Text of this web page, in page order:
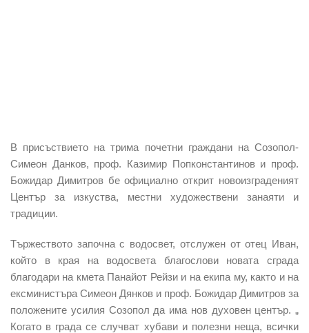
В присъствието на трима почетни граждани на Созопол-
Симеон Данков, проф. Казимир Попконстантинов и проф.
Божидар Димитров бе официално открит новоизграденият
Център за изкуства, местни художествени занаяти и
традиции.
Тържеството започна с водосвет, отслужен от отец Иван,
който в края на водосвета благослови новата сграда
благодари на кмета Панайот Рейзи и на екипа му, както и на
ексминистъра Симеон Дянков и проф. Божидар Димитров за
положените усилия Созопол да има нов духовен център. „
Когато в града се случват хубави и полезни неща, всички